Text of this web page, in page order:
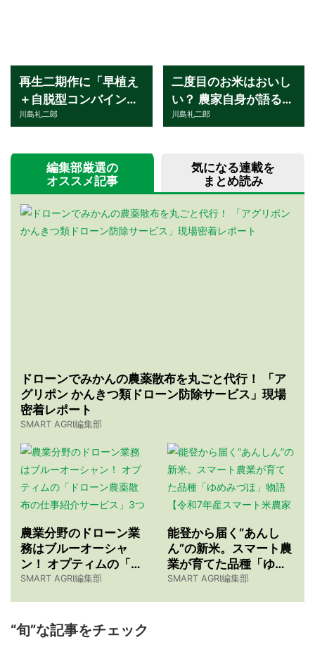
再生二期作に「早植え
＋自脱型コンバイン」
で挑戦！ 何俵を上乗せ
東庄町・いなさくたか
やすの事例・後編】
川島礼二郎
二度目のお米はおいし
い？ 農家自身が語る
「再生二期作」の食味
の事例・前編】
川島礼二郎
編集部厳選の
オススメ記事
気になる連載を
まとめ読み
ドローンでみかんの農薬散布を丸ごと代行！ 「ア
グリポン かんきつ類ドローン防除サービス」現場
密着レポート
SMART AGRI編集部
農業分野のドローン業
務はブルーオーシャ
ン！ オプティムの「ド
ローン農薬散布の仕事
SMART AGRI編集部
能登から届く“あんし
ん”の新米。スマート農
業が育てた品種「ゆめ
みづほ」物語 【令和7
SMART AGRI編集部
“旬”な記事をチェック